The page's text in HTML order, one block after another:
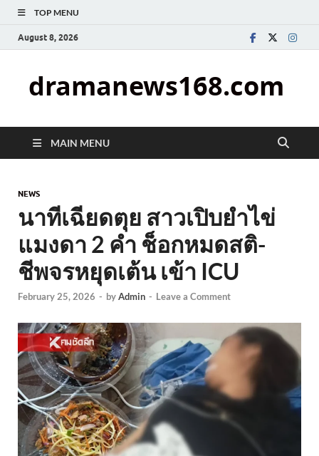
TOP MENU
August 8, 2026
dramanews168.com
MAIN MENU
NEWS
นาทีเฉียดตุย สาวเปิบยำไข่
แมงดา 2 คำ ช็อกหมดสติ-
ชีพจรหยุดเต้น เข้า ICU
February 25, 2026 - byAdmin - Leave a Comment